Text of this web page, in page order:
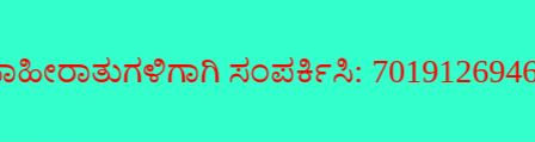
ಸಂಪರ್ಕಿಸಿ: 7019126946